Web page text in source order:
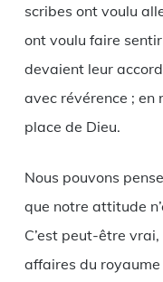
scribes ont voulu
ont voulu faire
devaient leur
avec révérence ; en
place de Dieu.
Nous pouvons
que notre attitude
C’est peut-être
affaires du